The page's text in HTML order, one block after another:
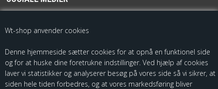
Wt-shop anvender cookies
Denne hjemmeside sætter cookies for at opnå en funktionel side
og for at huske dine foretrukne indstillinger. Ved hjælp af cookies
laver vi statistikker og analyserer besøg på vores side så vi sikrer, at
siden hele tiden forbedres, og at vores markedsføring bliver